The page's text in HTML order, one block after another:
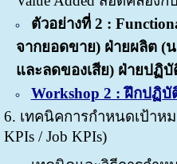
ตัวอย่างที่ 2 :
จากยอดขาย) ฝ่ายผลิต
และลดของเสีย) ฝ่ายปฏิ
Workshop 2 : ฝึกปฏิ
6. เทคนิคการกำหนดเป้าห
KPIs / Job KPIs)